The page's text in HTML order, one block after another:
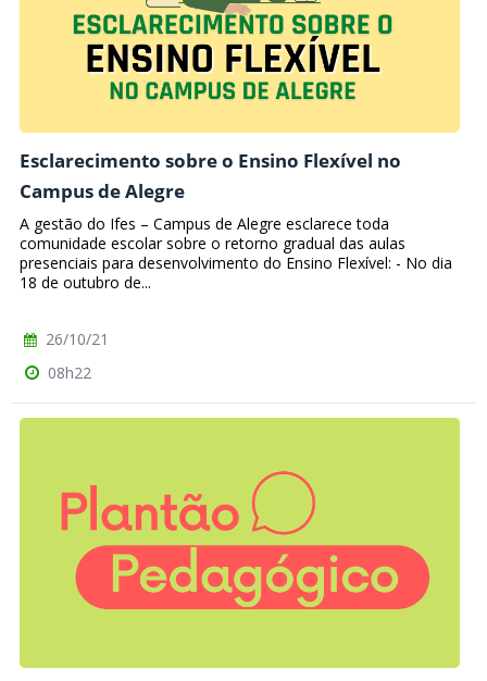
Esclarecimento sobre o Ensino Flexível no
Campus de Alegre
A gestão do Ifes – Campus de Alegre esclarece toda
comunidade escolar sobre o retorno gradual das aulas
presenciais para desenvolvimento do Ensino Flexível: - No dia
18 de outubro de...
26/10/21
08h22